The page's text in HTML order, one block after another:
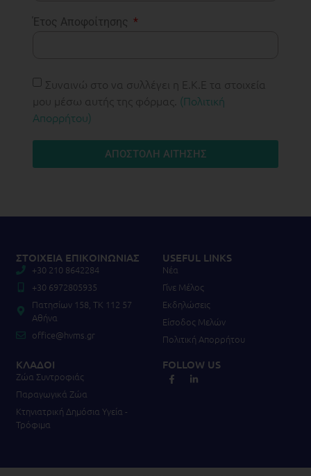
Έτος Αποφοίτησης
Συναινώ στο να συλλέγει η Ε.Κ.Ε τα στοιχεία
μου μέσω αυτής της φόρμας. (Πολιτική
Απορρήτου)
ΑΠΟΣΤΟΛΗ ΑΙΤΗΣΗΣ
ΣΤΟΙΧΕΙΑ ΕΠΙΚΟΙΝΩΝΙΑΣ
+30 210 8642284
+30 6972805935
Πατησίων 158, TK 112 57
Αθήνα
office@hvms.gr
USEFUL LINKS
Νέα
Γίνε Μέλος
Εκδηλώσεις
Είσοδος Μελών
Πολιτική Απορρήτου
ΚΛΑΔΟΙ
Ζώα Συντροφιάς
Παραγωγικά Ζώα
Κτηνιατρική Δημόσια Υγεία -
Τρόφιμα
FOLLOW US